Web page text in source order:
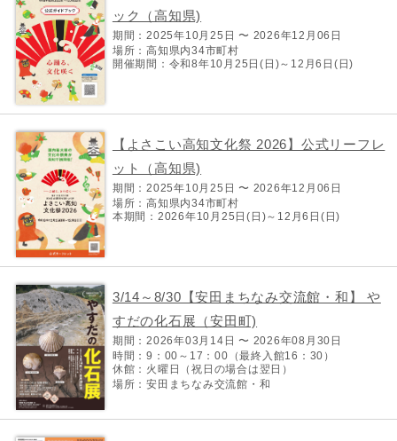
ック（高知県)
期間：2025年10月25日 〜 2026年12月06日
場所：高知県内34市町村
開催期間：令和8年10月25日(日)～12月6日(日)
【よさこい高知文化祭 2026】公式リーフレ
ット（高知県)
期間：2025年10月25日 〜 2026年12月06日
場所：高知県内34市町村
本期間：2026年10月25日(日)～12月6日(日)
3/14～8/30【安田まちなみ交流館・和】 や
すだの化石展（安田町)
期間：2026年03月14日 〜 2026年08月30日
時間：9：00～17：00（最終入館16：30）
休館：火曜日（祝日の場合は翌日）
場所：安田まちなみ交流館・和